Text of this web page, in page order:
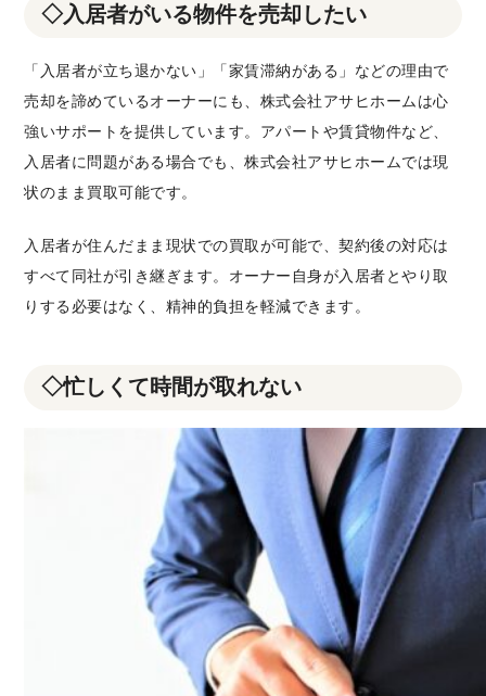
◇入居者がいる物件を売却したい
「入居者が立ち退かない」「家賃滞納がある」などの理由で
売却を諦めているオーナーにも、株式会社アサヒホームは心
強いサポートを提供しています。アパートや賃貸物件など、
入居者に問題がある場合でも、株式会社アサヒホームでは現
状のまま買取可能です。
入居者が住んだまま現状での買取が可能で、契約後の対応は
すべて同社が引き継ぎます。オーナー自身が入居者とやり取
りする必要はなく、精神的負担を軽減できます。
◇忙しくて時間が取れない